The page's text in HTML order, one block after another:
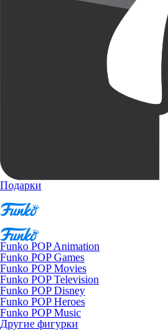
Подарки
Funko POP Animation
Funko POP Games
Funko POP Movies
Funko POP Television
Funko POP Disney
Funko POP Heroes
Funko POP Music
Другие фигурки